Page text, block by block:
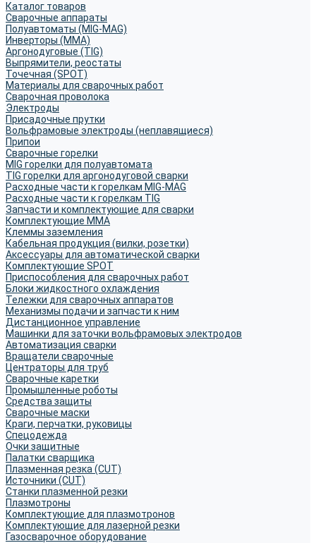
Каталог товаров
Сварочные аппараты
Полуавтоматы (MIG-MAG)
Инверторы (MMA)
Аргонодуговые (TIG)
Выпрямители, реостаты
Точечная (SPOT)
Материалы для сварочных работ
Сварочная проволока
Электроды
Присадочные прутки
Вольфрамовые электроды (неплавящиеся)
Припои
Сварочные горелки
MIG горелки для полуавтомата
TIG горелки для аргонодуговой сварки
Расходные части к горелкам MIG-MAG
Расходные части к горелкам TIG
Запчасти и комплектующие для сварки
Комплектующие ММА
Клеммы заземления
Кабельная продукция (вилки, розетки)
Аксессуары для автоматической сварки
Комплектующие SPOT
Приспособления для сварочных работ
Блоки жидкостного охлаждения
Тележки для сварочных аппаратов
Механизмы подачи и запчасти к ним
Дистанционное управление
Машинки для заточки вольфрамовых электродов
Автоматизация сварки
Вращатели сварочные
Центраторы для труб
Сварочные каретки
Промышленные роботы
Средства защиты
Сварочные маски
Краги, перчатки, руковицы
Спецодежда
Очки защитные
Палатки сварщика
Плазменная резка (CUT)
Источники (CUT)
Станки плазменной резки
Плазмотроны
Комплектующие для плазмотронов
Комплектующие для лазерной резки
Газосварочное оборудование